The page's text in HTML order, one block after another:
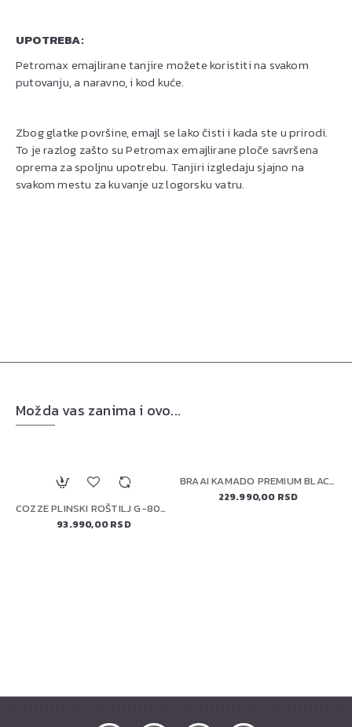
UPOTREBA:
Petromax emajlirane tanjire možete koristiti na svakom
putovanju, a naravno, i kod kuće.
Zbog glatke površine, emajl se lako čisti i kada ste u prirodi.
To je razlog zašto su Petromax emajlirane ploče savršena
oprema za spoljnu upotrebu. Tanjiri izgledaju sjajno na
svakom mestu za kuvanje uz logorsku vatru.
Možda vas zanima i ovo...
COZZE PLINSKI ROŠTILJ G-800 PLANCHA (90516)
93.990,00 RSD
BRAAI KAMADO PREMIUM BLACK 22" (56 cm)
229.990,00 RSD